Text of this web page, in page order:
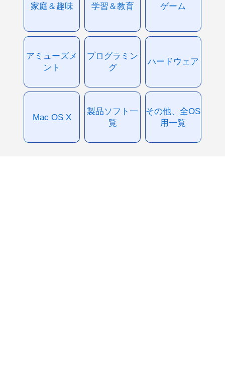
家庭＆趣味 学習＆教育 ゲーム
アミューズメ
ント
プログラミン
グ
ハードウェア
Mac OS X
製品ソフト一
覧
その他、全OS
用一覧